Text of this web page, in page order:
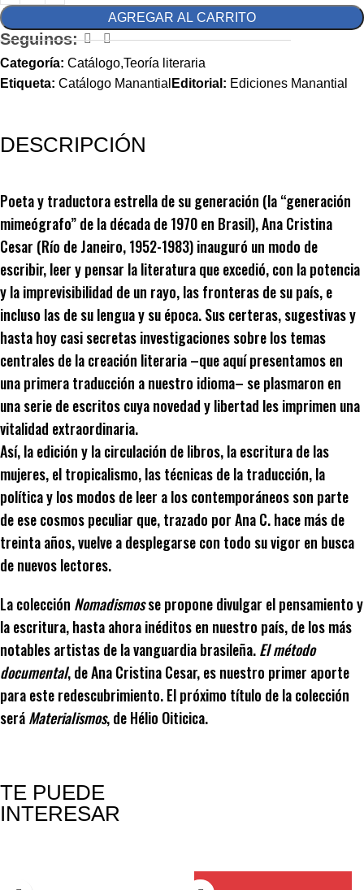
AGREGAR AL CARRITO
Seguinos:
Categoría: Catálogo,Teoría literaria
Etiqueta: Catálogo Manantial Editorial: Ediciones Manantial
DESCRIPCIÓN
Poeta y traductora estrella de su generación (la “generación
mimeógrafo” de la década de 1970 en Brasil), Ana Cristina
Cesar (Río de Janeiro, 1952-1983) inauguró un modo de
escribir, leer y pensar la literatura que excedió, con la potencia
y la imprevisibilidad de un rayo, las fronteras de su país, e
incluso las de su lengua y su época. Sus certeras, sugestivas y
hasta hoy casi secretas investigaciones sobre los temas
centrales de la creación literaria –que aquí presentamos en
una primera traducción a nuestro idioma– se plasmaron en
una serie de escritos cuya novedad y libertad les imprimen una
vitalidad extraordinaria.
Así, la edición y la circulación de libros, la escritura de las
mujeres, el tropicalismo, las técnicas de la traducción, la
política y los modos de leer a los contemporáneos son parte
de ese cosmos peculiar que, trazado por Ana C. hace más de
treinta años, vuelve a desplegarse con todo su vigor en busca
de nuevos lectores.
La colección Nomadismosse propone divulgar el pensamiento y
la escritura, hasta ahora inéditos en nuestro país, de los más
notables artistas de la vanguardia brasileña.El método
documental, de Ana Cristina Cesar, es nuestro primer aporte
para este redescubrimiento. El próximo título de la colección
seráMaterialismos, de Hélio Oiticica.
TE PUEDE
INTERESAR